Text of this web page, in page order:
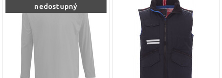
nedostupný